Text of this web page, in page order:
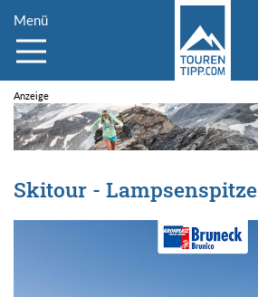
Menü
Skitour - Lampsenspitze